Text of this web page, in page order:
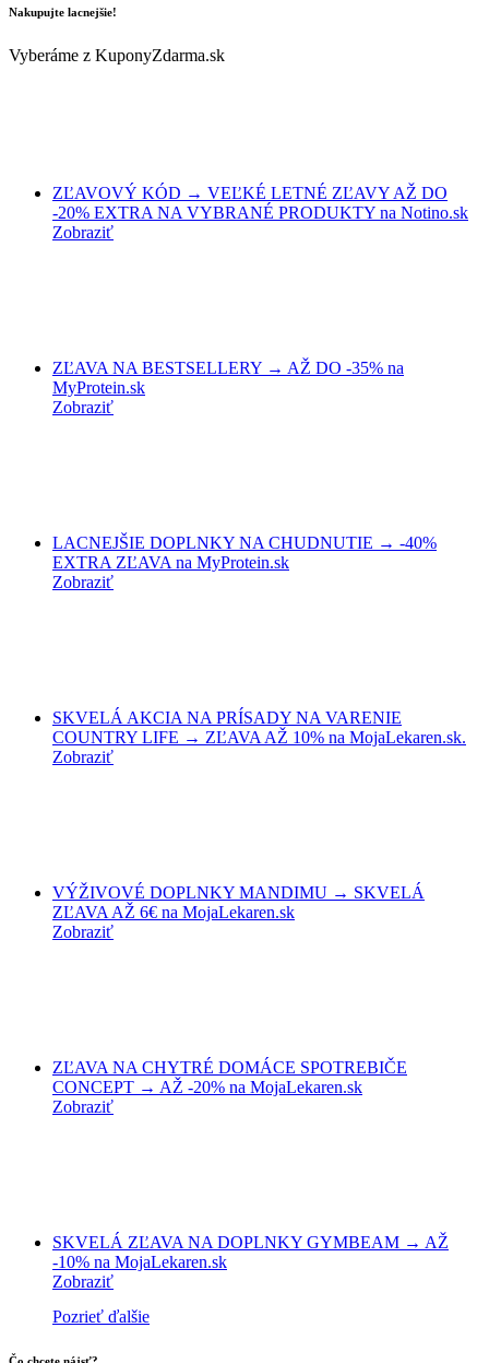
Nakupujte lacnejšie!
Vyberáme z KuponyZdarma.sk
ZĽAVOVÝ KÓD → VEĽKÉ LETNÉ ZĽAVY AŽ DO
-20% EXTRA NA VYBRANÉ PRODUKTY na Notino.sk
Zobraziť
ZĽAVA NA BESTSELLERY → AŽ DO -35% na
MyProtein.sk
Zobraziť
LACNEJŠIE DOPLNKY NA CHUDNUTIE → -40%
EXTRA ZĽAVA na MyProtein.sk
Zobraziť
SKVELÁ AKCIA NA PRÍSADY NA VARENIE
COUNTRY LIFE → ZĽAVA AŽ 10% na MojaLekaren.sk.
Zobraziť
VÝŽIVOVÉ DOPLNKY MANDIMU → SKVELÁ
ZĽAVA AŽ 6€ na MojaLekaren.sk
Zobraziť
ZĽAVA NA CHYTRÉ DOMÁCE SPOTREBIČE
CONCEPT → AŽ -20% na MojaLekaren.sk
Zobraziť
SKVELÁ ZĽAVA NA DOPLNKY GYMBEAM → AŽ
-10% na MojaLekaren.sk
Zobraziť
Pozrieť ďalšie